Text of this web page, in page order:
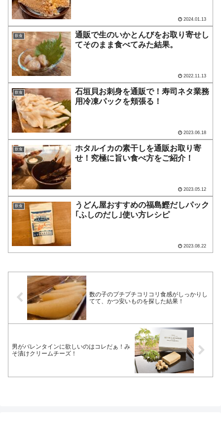
2024.01.13
飲食
通販で生のいかとんびをお取り寄せし
てそのまま食べてみた結果。
2022.11.13
飲食
石垣貝お刺身を通販で！寿司ネタ業務
用冷凍パックを頬張る！
2023.06.18
飲食
ホタルイカの素干しを通販お取り寄
せ！究極に旨い食べ方をご紹介！
2023.05.12
飲食
うどん屋おすすめの福島鰹だしパック
｢ふしのだし｣使い方レシピ
2023.08.22
数の子のプチプチコリコリ食感がしっかりし
てて、かつ安いものを探した結果！
男がバレンタインに欲しいのはコレだぁ！み
そ漬けクリームチーズ！